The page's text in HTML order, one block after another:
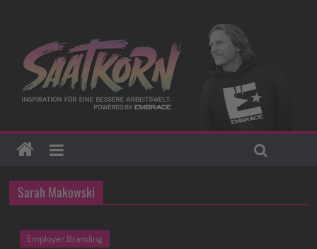
Sarah Makowski
Employer Branding